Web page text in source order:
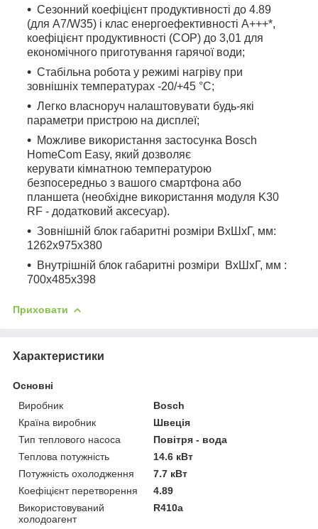
Сезонний коефіцієнт продуктивності до 4.89
(для A7/W35) і клас енергоефективності А+++*,
коефіцієнт продуктивності (COP) до 3,01 для
економічного приготування гарячої води;
Стабільна робота у режимі нагріву при
зовнішніх температурах -20/+45 °С;
Легко власноруч налаштовувати будь-які
параметри пристрою на дисплеї;
Можливе використання застосунка Bosch
HomeCom Easy, який дозволяє
керувати кімнатною температурою
безпосередньо з вашого смартфона або
планшета (необхідне використання модуля K30
RF - додатковий аксесуар).
Зовнішній блок габаритні розміри ВхШхГ, мм:
1262x975x380
Внутрішній блок габаритні розміри ВхШхГ, мм :
700х485х398
Приховати
Характеристики
Основні
Виробник
Bosch
Країна виробник
Швеція
Тип теплового насоса
Повітря - вода
Теплова потужність
14.6 кВт
Потужність охолодження
7.7 кВт
Коефіцієнт перетворення
4.89
Використовуваний
холодоагент
R410a